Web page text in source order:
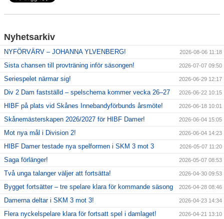
Nyhetsarkiv
NYFÖRVÄRV – JOHANNA YLVENBERG! 2026-08-06 11:18
Sista chansen till provträning inför säsongen! 2026-07-07 09:50
Seriespelet närmar sig! 2026-06-29 12:17
Div 2 Dam fastställd – spelschema kommer vecka 26–27 2026-06-22 10:15
HIBF på plats vid Skånes Innebandyförbunds årsmöte! 2026-06-18 10:01
Skånemästerskapen 2026/2027 för HIBF Damer! 2026-06-04 15:05
Mot nya mål i Division 2! 2026-06-04 14:23
HIBF Damer testade nya spelformen i SKM 3 mot 3 2026-05-07 11:20
Saga förlänger! 2026-05-07 08:53
Två unga talanger väljer att fortsätta! 2026-04-30 09:53
Bygget fortsätter – tre spelare klara för kommande säsong 2026-04-28 08:46
Damerna deltar i SKM 3 mot 3! 2026-04-23 14:34
Flera nyckelspelare klara för fortsatt spel i damlaget! 2026-04-21 13:10